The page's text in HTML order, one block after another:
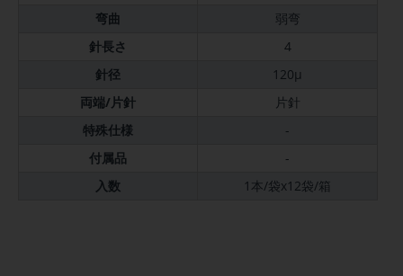
弯曲
弱弯
針長さ
4
針径
120μ
両端/片針
片針
特殊仕様
-
付属品
-
入数
1本/袋x12袋/箱